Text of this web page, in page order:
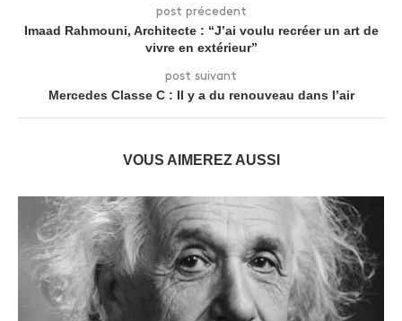
post précedent
Imaad Rahmouni, Architecte : “J’ai voulu recréer un art de
vivre en extérieur”
post suivant
Mercedes Classe C : Il y a du renouveau dans l’air
VOUS AIMEREZ AUSSI